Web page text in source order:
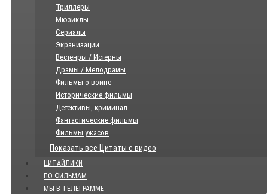
Триллеры
Мюзиклы
Сериалы
Экранизации
Вестенры / Истерны
Драмы / Мелодрамы
Фильмы о войне
Исторические фильмы
Детективы, криминал
Фантастические фильмы
Фильмы ужасов
Показать все Цитаты с видео
ЦИТАЙЛИКИ
ПО ФИЛЬМАМ
МЫ В ТЕЛЕГРАММЕ